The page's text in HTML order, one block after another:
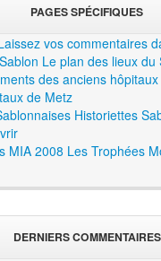
PAGES SPÉCIFIQUES
vos commentaires
Le plan des lieux du
des anciens hôpitaux
de Metz
Historiettes
MIA 2008 Les Trophées
DERNIERS COMMENTAIRES